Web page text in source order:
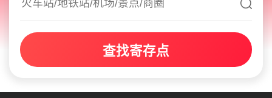
查找寄存点